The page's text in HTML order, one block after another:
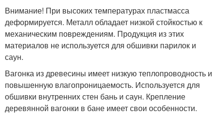
Внимание! При высоких температурах пластмасса
деформируется. Металл обладает низкой стойкостью к
механическим повреждениям. Продукция из этих
материалов не используется для обшивки парилок и
саун.
Вагонка из древесины имеет низкую теплопроводность и
повышенную влагопроницаемость. Используется для
обшивки внутренних стен бань и саун. Крепление
деревянной вагонки в бане имеет свои особенности.